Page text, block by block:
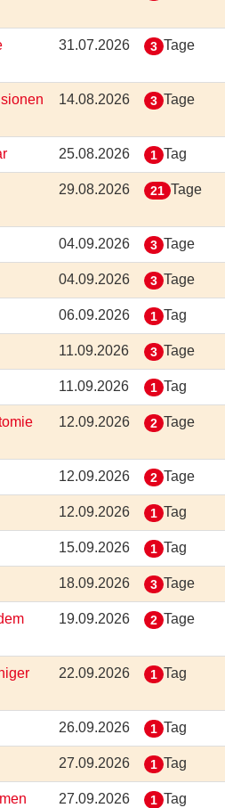
31.07.2026 3 Tage
14.08.2026 3 Tage
25.08.2026 1 Tag
29.08.2026 21 Tage
04.09.2026 3 Tage
04.09.2026 3 Tage
06.09.2026 1 Tag
11.09.2026 3 Tage
11.09.2026 1 Tag
12.09.2026 2 Tage
12.09.2026 2 Tage
12.09.2026 1 Tag
15.09.2026 1 Tag
18.09.2026 3 Tage
19.09.2026 2 Tage
22.09.2026 1 Tag
26.09.2026 1 Tag
27.09.2026 1 Tag
27.09.2026 1 Tag